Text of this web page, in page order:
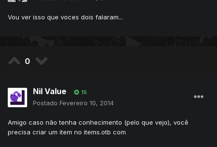
Vou ver isso que voces dois falaram...
0
Nil Value 15
Postado Fevereiro 10, 2014
Amigo caso não tenha conhecimento (pelo que vejo), você
precisa criar um item no items.otb com